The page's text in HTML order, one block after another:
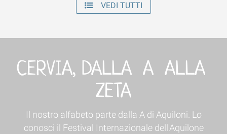
VEDI TUTTI
CERVIA, DALLA A ALLA
ZETA
Il nostro alfabeto parte dalla A di Aquiloni. Lo
conosci il Festival Internazionale dell'Aquilone